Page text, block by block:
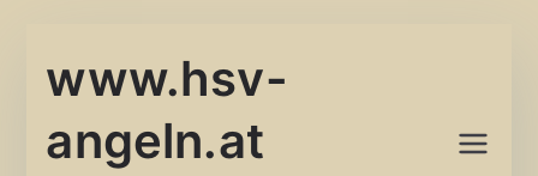
Inhalt
www.hsv-
angeln.at